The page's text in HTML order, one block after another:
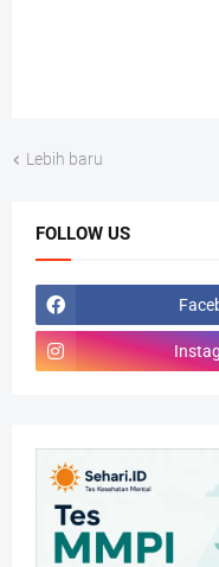
Lebih baru
FOLLOW US